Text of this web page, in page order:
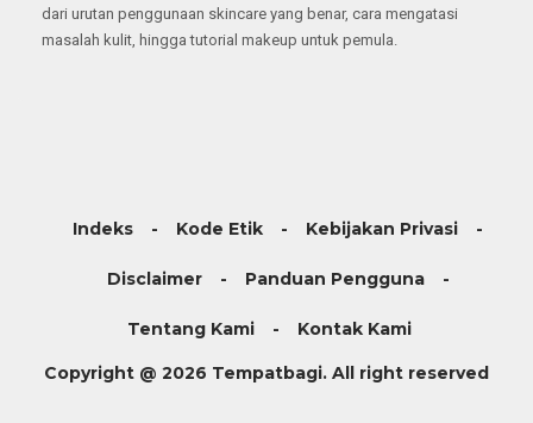
dari urutan penggunaan skincare yang benar, cara mengatasi
masalah kulit, hingga tutorial makeup untuk pemula.
Indeks Kode Etik Kebijakan Privasi
Disclaimer Panduan Pengguna
Tentang Kami Kontak Kami
Copyright @ 2026 Tempatbagi. All right reserved